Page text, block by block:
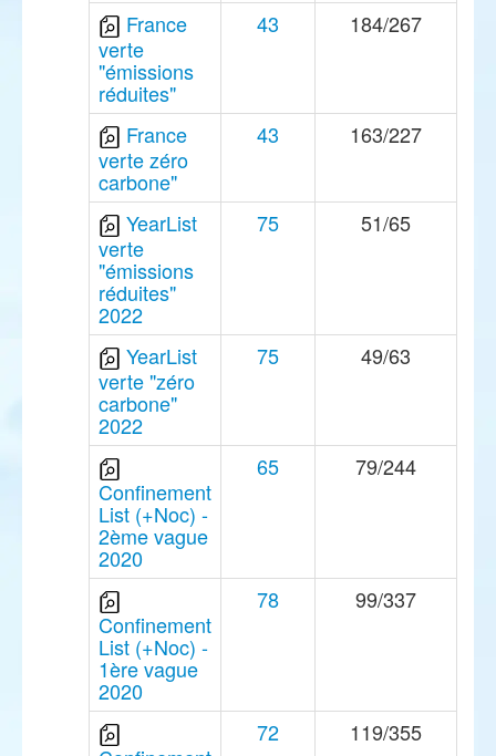
France
verte
"émissions
réduites"
43 184/267
France
verte zéro
carbone"
43 163/227
YearList
verte
"émissions
réduites"
2022
75 51/65
YearList
verte "zéro
carbone"
2022
75 49/63
Confinement
List (+Noc) -
2ème vague
2020
65 79/244
Confinement
List (+Noc) -
1ère vague
2020
78 99/337
72 119/355